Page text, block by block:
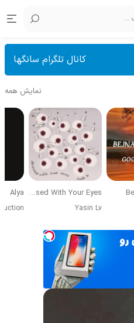
کانال تلگرام سانگها
نمایش همه
Obsessed With Your Eyes
Yasin Lv
Alya